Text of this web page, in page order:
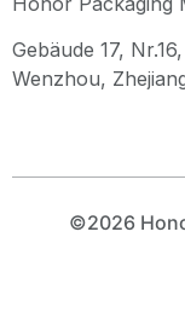
Gebäude 17,
Wenzhou,
©2026